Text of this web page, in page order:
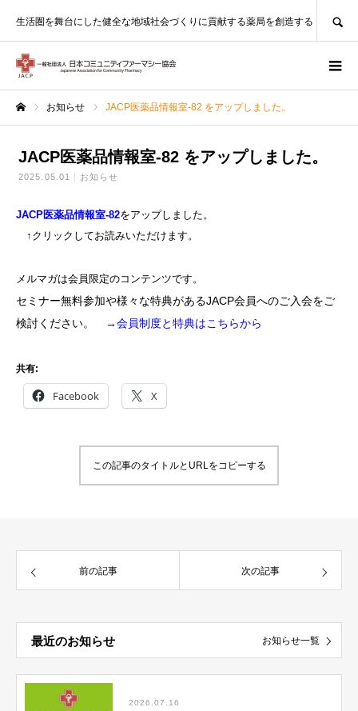
生活圏を舞台にした健全な地域社会づくりに貢献する薬局を創造する
お知らせ JACP医薬品情報室-82 をアップしました。
JACP医薬品情報室-82 をアップしました。
2025.05.01 お知らせ
JACP医薬品情報室-82をアップしました。
↑クリックしてお読みいただけます。
メルマガは会員限定のコンテンツです。
セミナー無料参加や様々な特典があるJACP会員へのご入会をご
検討ください。
→会員制度と特典はこちらから
共有:
Facebook X
この記事のタイトルとURLをコピーする
前の記事 次の記事
最近のお知らせ お知らせ一覧
2026.07.16